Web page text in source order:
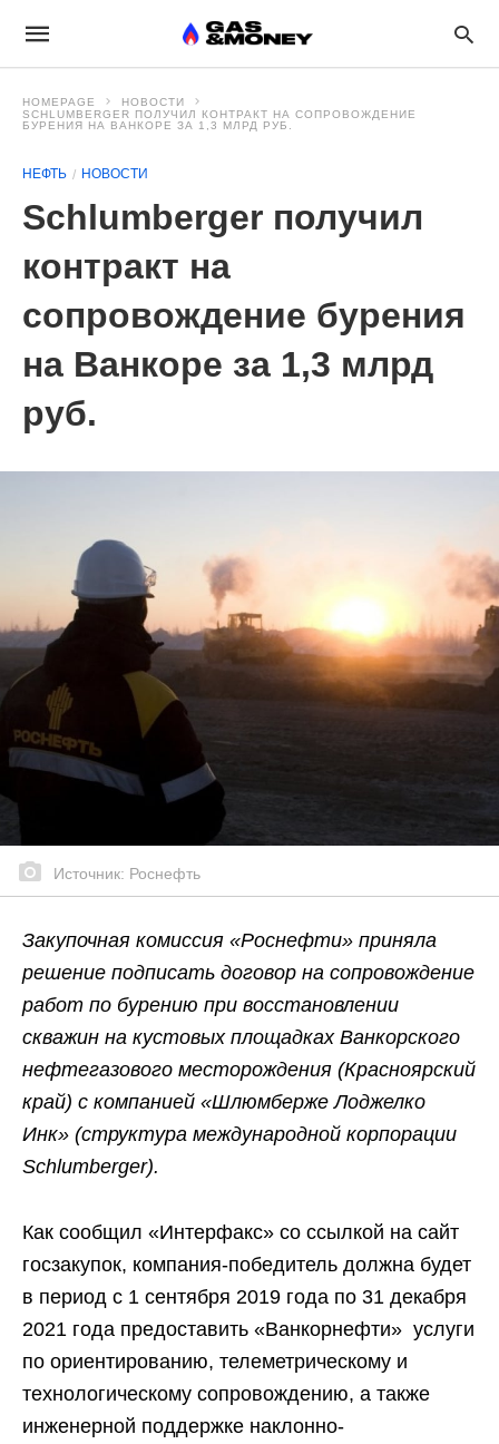
HOMEPAGE
НОВОСТИ
SCHLUMBERGER ПОЛУЧИЛ КОНТРАКТ НА СОПРОВОЖДЕНИЕ
БУРЕНИЯ НА ВАНКОРЕ ЗА 1,3 МЛРД РУБ.
НЕФТЬ НОВОСТИ
Schlumberger получил
контракт на
сопровождение бурения
на Ванкоре за 1,3 млрд
руб.
Источник: Роснефть
Закупочная комиссия «Роснефти» приняла
решение подписать договор на сопровождение
работ по бурению при восстановлении
скважин на кустовых площадках Ванкорского
нефтегазового месторождения (Красноярский
край) с компанией «Шлюмберже Лоджелко
Инк» (структура международной корпорации
Schlumberger).
Как сообщил «Интерфакс» со ссылкой на сайт
госзакупок, компания-победитель должна будет
в период с 1 сентября 2019 года по 31 декабря
2021 года предоставить «Ванкорнефти» услуги
по ориентированию, телеметрическому и
технологическому сопровождению, а также
инженерной поддержке наклонно-